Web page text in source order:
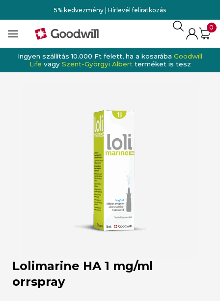
5% kedvezmény | Hírlevél feliratkozás
0
Ingyen szállítás 10.000 Ft felett, ha a kosarába Goodwill
Life vagy Szent-Györgyi Albert terméket is tesz
Lolimarine HA 1 mg/ml
orrspray